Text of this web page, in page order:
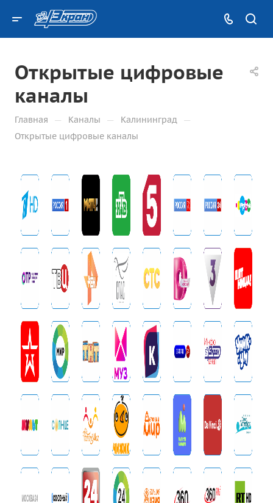
Открытые цифровые
каналы
Главная — Каналы — Калининград —
Открытые цифровые каналы